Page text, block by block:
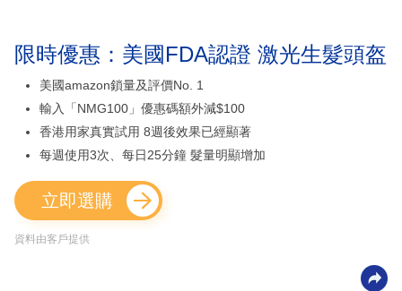
限時優惠：美國FDA認證 激光生髮頭盔
美國amazon鎖量及評價No. 1
輸入「NMG100」優惠碼額外減$100
香港用家真實試用 8週後效果已經顯著
每週使用3次、每日25分鐘 髮量明顯增加
立即選購
資料由客戶提供